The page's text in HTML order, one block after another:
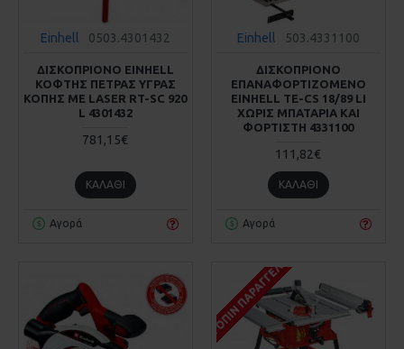
Einhell 0503.4301432
ΔΙΣΚΟΠΡΙΟΝΟ EINHELL
ΚΟΦΤΗΣ ΠΕΤΡΑΣ ΥΓΡΑΣ
ΚΟΠΗΣ ΜΕ LASER RT-SC 920
L 4301432
781,15€
ΚΑΛΆΘΙ
Αγορά
Einhell 503.4331100
ΔΙΣΚΟΠΡΙΟΝΟ
ΕΠΑΝΑΦΟΡΤΙΖΟΜΕΝΟ
EINHELL TE-CS 18/89 LI
ΧΩΡΙΣ ΜΠΑΤΑΡΙΑ ΚΑΙ
ΦΟΡΤΙΣΤΗ 4331100
111,82€
ΚΑΛΆΘΙ
Αγορά
ΚΑΤΌΠΙΝ ΠΑΡΑΓΓΕΛΊΑΣ